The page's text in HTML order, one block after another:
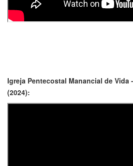
Igreja Pentecostal Manancial de Vida
(2024):